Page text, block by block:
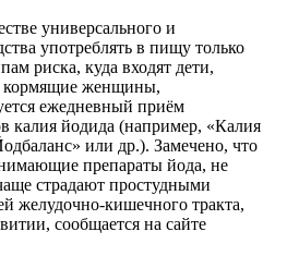
универсального и
употреблять в пищу только
риска, куда входят дети,
кормящие женщины,
ежедневный приём
калия йодида (например, «Калия
или др.). Замечено, что
препараты йода, не
страдают простудными
желудочно-кишечного тракта,
сообщается на сайте